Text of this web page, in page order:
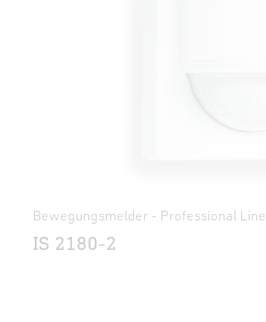
Bewegungsmelder - Professional Line
IS 2180-2